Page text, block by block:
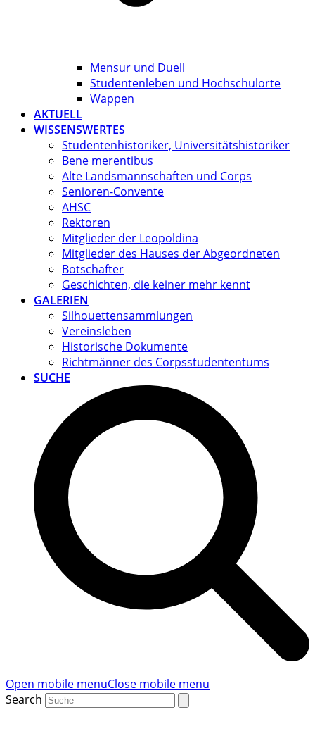
Mensur und Duell
Studentenleben und Hochschulorte
Wappen
AKTUELL
WISSENSWERTES
Studentenhistoriker, Universitätshistoriker
Bene merentibus
Alte Landsmannschaften und Corps
Senioren-Convente
AHSC
Rektoren
Mitglieder der Leopoldina
Mitglieder des Hauses der Abgeordneten
Botschafter
Geschichten, die keiner mehr kennt
GALERIEN
Silhouettensammlungen
Vereinsleben
Historische Dokumente
Richtmänner des Corpsstudententums
SUCHE
Open mobile menuClose mobile menu
Search